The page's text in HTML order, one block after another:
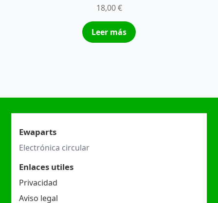
18,00€
Leer más
Ewaparts
Electrónica circular
Enlaces utiles
Privacidad
Aviso legal